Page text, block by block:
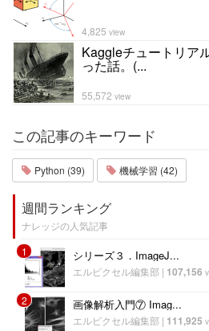
4,825 view
Kaggleチュートリア
った話。(...
55,572 view
この記事のキーワード
Python (39) 機械学習 (42)
週間ランキング
ナレッジの人気記事
1
シリーズ３．ImageJ...
エルピクセル編集部 | 107,156
2 画像解析入門⑦ Imag...
エルピクセル編集部 | 111,925